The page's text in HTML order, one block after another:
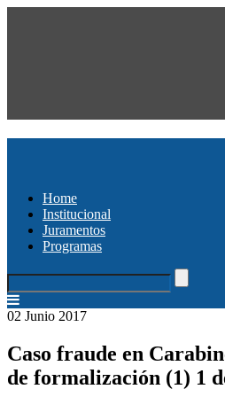
Home
Institucional
Juramentos
Programas
02 Junio 2017
Caso fraude en
de formalización (1) 1